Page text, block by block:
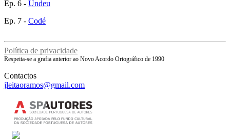
Ep. 6 - Undeu
Ep. 7 - Codé
Política de privacidade
Respeita-se a grafia anterior ao Novo Acordo Ortográfico de 1990
Contactos
jleitaoramos@gmail.com